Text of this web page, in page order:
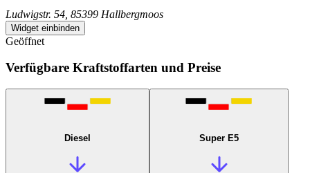
Ludwigstr. 54, 85399 Hallbergmoos
Widget einbinden
Geöffnet
Verfügbare Kraftstoffarten und Preise
Diesel Super E5